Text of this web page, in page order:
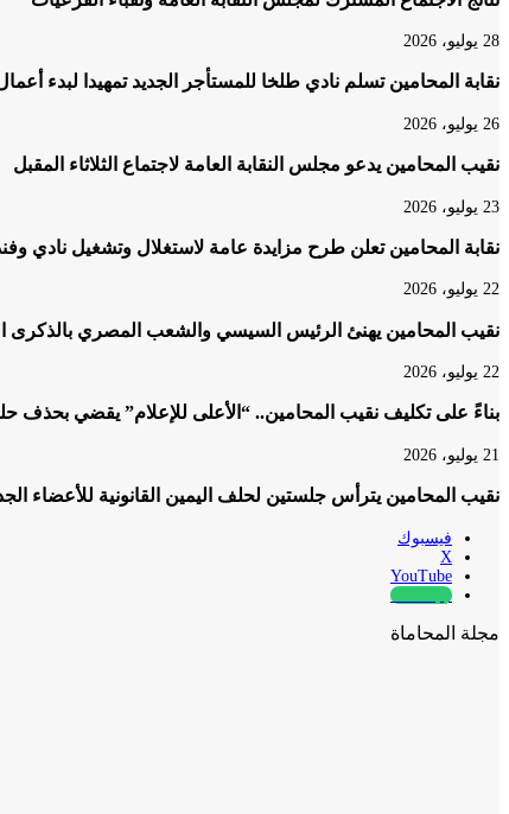
28 يوليو، 2026
نقابة المحامين تسلم نادي طلخا للمستأجر الجديد تمهيدا لبدء
26 يوليو، 2026
نقيب المحامين يدعو مجلس النقابة العامة لاجتماع الثلاثاء المقبل
23 يوليو، 2026
نقابة المحامين تعلن طرح مزايدة عامة لاستغلال وتشغيل نادي
22 يوليو، 2026
نقيب المحامين يهنئ الرئيس السيسي والشعب المصري بالذكرى الـ 74 لثورة 23 يوليو
22 يوليو، 2026
بناءً على تكليف نقيب المحامين.. “الأعلى للإعلام” يقضي بحذف
21 يوليو، 2026
نقيب المحامين يترأس جلستين لحلف اليمين القانونية للأعضاء
فيسبوك
‫X
‫YouTube
whatsapp
مجلة المحاماة